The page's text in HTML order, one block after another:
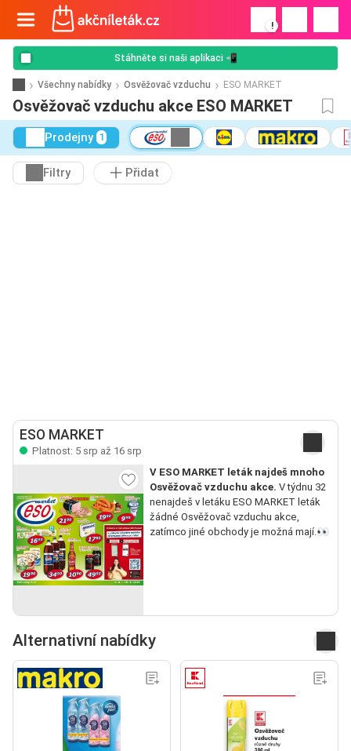
!
Stáhněte si naši aplikaci 📲
Všechny nabídky Osvěžovač vzduchu ESO MARKET
Osvěžovač vzduchu akce ESO MARKET
Prodejny 1
Filtry Přidat
ESO MARKET
Platnost: 5 srp až 16 srp
V ESO MARKET leták najdeš mnoho
Osvěžovač vzduchu akce. V týdnu 32
nenajdeš v letáku ESO MARKET leták
žádné Osvěžovač vzduchu akce,
zatímco jiné obchody je možná mají.👀
Alternativní nabídky